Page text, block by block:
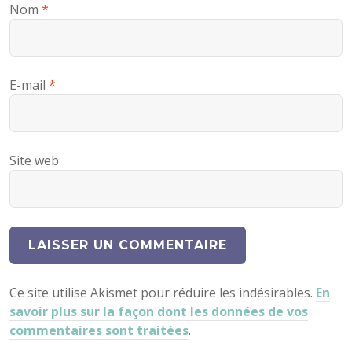
Nom *
E-mail *
Site web
Ce site utilise Akismet pour réduire les indésirables. En
savoir plus sur la façon dont les données de vos
commentaires sont traitées.